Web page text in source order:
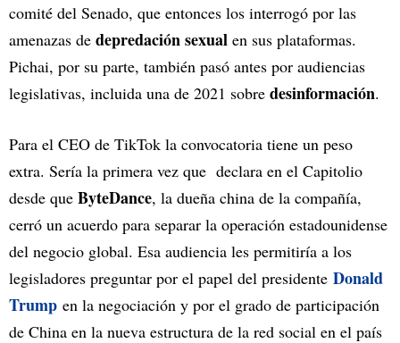
comité del Senado, que entonces los interrogó por las
amenazas de depredación sexual en sus plataformas.
Pichai, por su parte, también pasó antes por audiencias
legislativas, incluida una de 2021 sobre desinformación.
Para el CEO de TikTok la convocatoria tiene un peso
extra. Sería la primera vez que declara en el Capitolio
desde que ByteDance, la dueña china de la compañía,
cerró un acuerdo para separar la operación estadounidense
del negocio global. Esa audiencia les permitiría a los
legisladores preguntar por el papel del presidente Donald
Trump en la negociación y por el grado de participación
de China en la nueva estructura de la red social en el país